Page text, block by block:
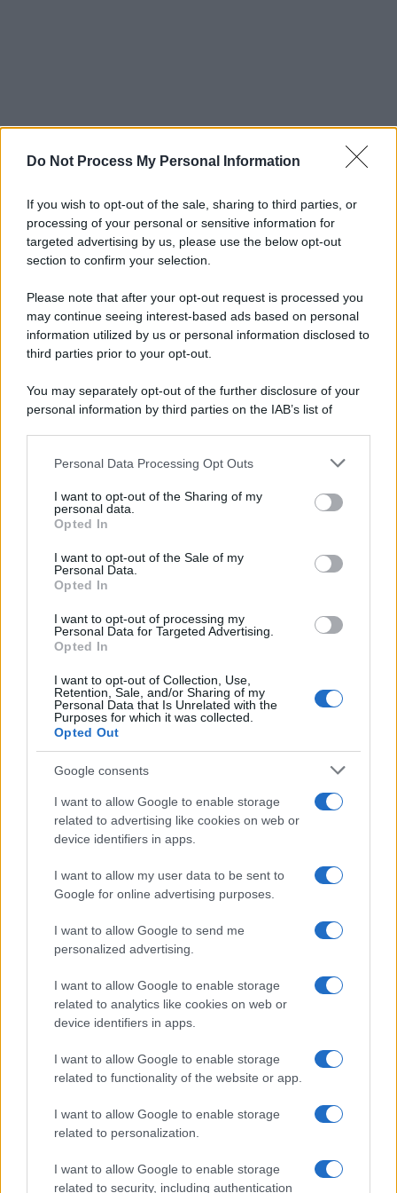
Do Not Process My Personal Information
If you wish to opt-out of the sale, sharing to third parties, or
processing of your personal or sensitive information for
targeted advertising by us, please use the below opt-out
section to confirm your selection.
Please note that after your opt-out request is processed you
may continue seeing interest-based ads based on personal
information utilized by us or personal information disclosed to
third parties prior to your opt-out.
You may separately opt-out of the further disclosure of your
personal information by third parties on the IAB’s list of
This information may also be disclosed by us to third parties
disclose it to other third parties.
Please note that this website/app uses one or more Google
services and may gather and store information including but
not limited to your visit or usage behaviour. You may click to
grant or deny consent to Google and its third-party tags to
consent section.
Personal Data Processing Opt Outs
I want to opt-out of the Sharing of my
personal data.
Opted In
I want to opt-out of the Sale of my
Personal Data.
Opted In
I want to opt-out of processing my
Personal Data for Targeted Advertising.
Opted In
I want to opt-out of Collection, Use,
Retention, Sale, and/or Sharing of my
Personal Data that Is Unrelated with the
Purposes for which it was collected.
Opted Out
Google consents
I want to allow Google to enable storage
related to advertising like cookies on web or
device identifiers in apps.
I want to allow my user data to be sent to
Google for online advertising purposes.
I want to allow Google to send me
personalized advertising.
I want to allow Google to enable storage
related to analytics like cookies on web or
device identifiers in apps.
I want to allow Google to enable storage
related to functionality of the website or app.
I want to allow Google to enable storage
related to personalization.
I want to allow Google to enable storage
related to security, including authentication